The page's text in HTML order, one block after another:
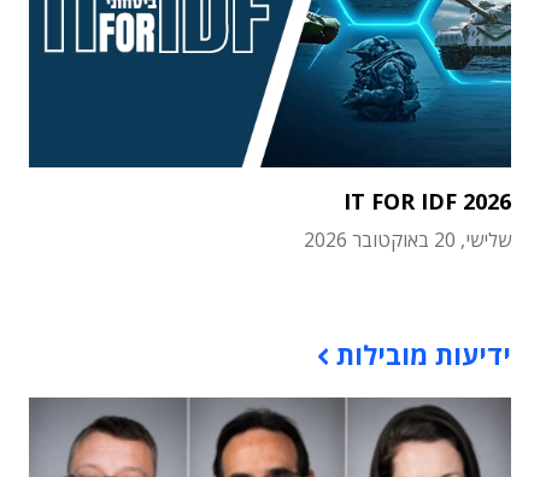
IT FOR IDF 2026
שלישי, 20 באוקטובר 2026
ידיעות מובילות